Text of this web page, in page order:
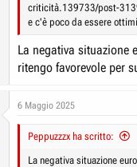
criticità.139733/post-
e c'è poco da essere
La negativa situazione
ritengo favorevole per
6 Maggio 2025
Peppuzzzx ha scritto:
La negativa situazione